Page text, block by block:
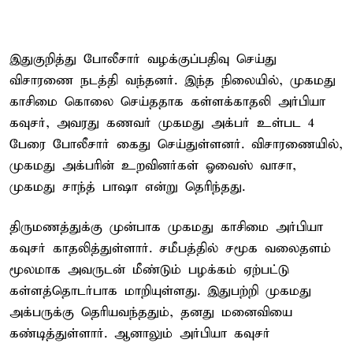
இதுகுறித்து போலீசார் வழக்குப்பதிவு செய்து
விசாரணை நடத்தி வந்தனர். இந்த நிலையில், முகமது
காசிமை கொலை செய்ததாக கள்ளக்காதலி அர்பியா
கவுசர், அவரது கணவர் முகமது அக்பர் உள்பட 4
பேரை போலீசார் கைது செய்துள்ளனர். விசாரணையில்,
முகமது அக்பரின் உறவினர்கள் ஓவைஸ் வாசா,
முகமது சாந்த் பாஷா என்று தெரிந்தது.
திருமணத்துக்கு முன்பாக முகமது காசிமை அர்பியா
கவுசர் காதலித்துள்ளார். சமீபத்தில் சமூக வலைதளம்
மூலமாக அவருடன் மீண்டும் பழக்கம் ஏற்பட்டு
கள்ளத்தொடர்பாக மாறியுள்ளது. இதுபற்றி முகமது
அக்பருக்கு தெரியவந்ததும், தனது மனைவியை
கண்டித்துள்ளார். ஆனாலும் அர்பியா கவுசர்